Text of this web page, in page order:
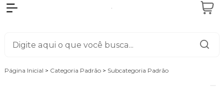
Página Inicial > Categoria Padrão > Subcategoria Padrão